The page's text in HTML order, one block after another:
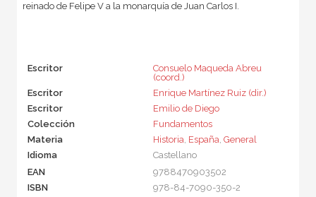
reinado de Felipe V a la monarquía de Juan Carlos I.
Escritor
Consuelo Maqueda Abreu
(coord.)
Escritor
Enrique Martínez Ruiz (dir.)
Escritor
Emilio de Diego
Colección
Fundamentos
Materia
Historia, España, General
Idioma
Castellano
EAN
9788470903502
ISBN
978-84-7090-350-2